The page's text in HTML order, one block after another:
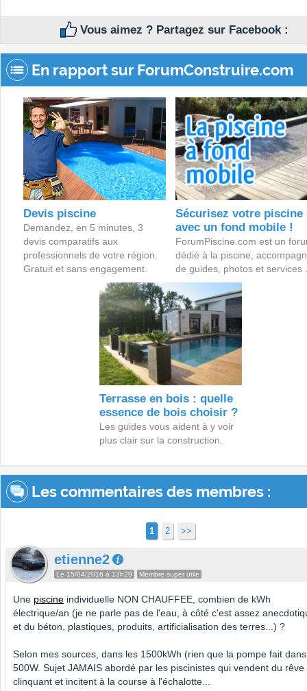
Vous aimez ? Partagez sur Facebook :
En rapport sur ForumConstruire.com
Devis piscine
Demandez, en 5 minutes, 3
devis comparatifs aux
professionnels de votre région.
Gratuit et sans engagement.
Sécurisez votre piscine
avec un fond mobile !
ForumPiscine.com est un
dédié à la piscine,
de guides, photos et services
Terrasse en bois : quelle
essence de bois choisir ?
Les guides vous aident à y voir
plus clair sur la construction.
Les commentaires des membres :
1 2 >>
etienne2
Le 15/04/2016 à 13h29 Membre super utile
Une piscine individuelle NON CHAUFFEE, combien de kWh
électrique/an (je ne parle pas de l'eau, à côté c'est assez
et du béton, plastiques, produits, artificialisation des terres...) ?
Selon mes sources, dans les 1500kWh (rien que la pompe fait
500W. Sujet JAMAIS abordé par les piscinistes qui vendent du rêve
clinquant et incitent à la course à l'échalotte...